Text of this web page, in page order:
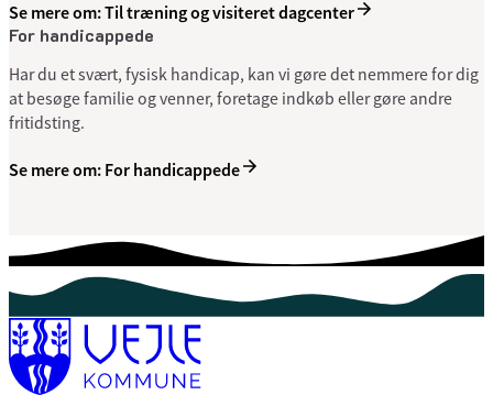
Se mere om: Til træning og visiteret dagcenter
For handi­cap­pede
Har du et svært, fysisk handicap, kan vi gøre det nemmere for dig
at besøge familie og venner, foretage indkøb eller gøre andre
fritidsting.
Se mere om: For handi­cap­pede